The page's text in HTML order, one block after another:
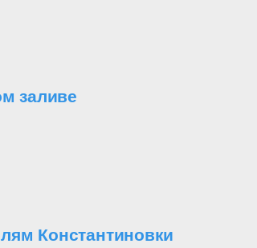
заливе
Константиновки